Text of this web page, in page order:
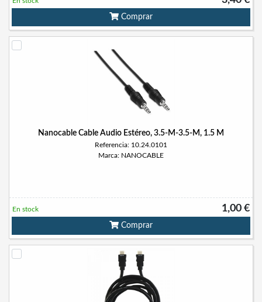
Comprar
Nanocable Cable Audio Estéreo, 3.5-M-3.5-M, 1.5 M
Referencia: 10.24.0101
Marca: NANOCABLE
1,00 €
En stock
Comprar